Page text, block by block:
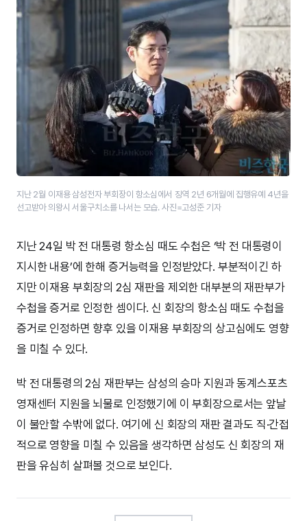
지난 2월 이재용 삼성전자 부회장이 항소심에서 징역 2년 6개월에 집행유예 4년을
선고받아 의왕시 서울구치소를 나서는 모습. 사진=고성준 기자
지난 24일 박 전 대통령 항소심 때도 수첩은 ‘박 전 대통령이
지시한 내용’에 한해 증거능력을 인정받았다. 부분적이긴 하
지만 이재용 부회장의 2심 재판을 제외한 대부분의 재판부가
수첩을 증거로 인정한 셈이다. 신 회장의 항소심 때도 수첩을
증거로 인정하면 향후 있을 이재용 부회장의 상고심에도 영향
을 미칠 수 있다.
박 전 대통령의 2심 재판부는 삼성의 승마 지원과 동계스포츠
영재센터 지원을 뇌물로 인정했기에 이 부회장으로서는 앞날
이 불안할 수밖에 없다. 여기에 신 회장의 재판 결과도 직·간접
적으로 영향을 미칠 수 있음을 생각하면 삼성도 신 회장의 재
판을 유심히 살펴볼 것으로 보인다.